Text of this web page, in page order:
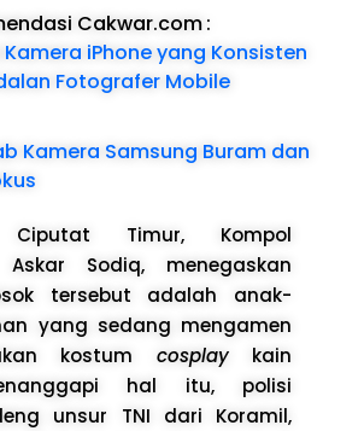
Cakwar.com:
iPhone yang Konsisten
Fotografer Mobile
Kamera Samsung Buram dan
Ciputat Timur, Kompol
Askar Sodiq, menegaskan
tersebut adalah anak-
yang sedang mengamen
kostum cosplaykain
hal itu, polisi
unsur TNI dari Koramil,